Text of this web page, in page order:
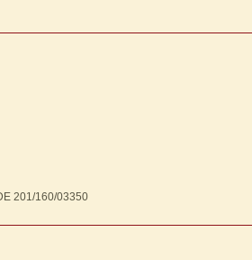
201/160/03350